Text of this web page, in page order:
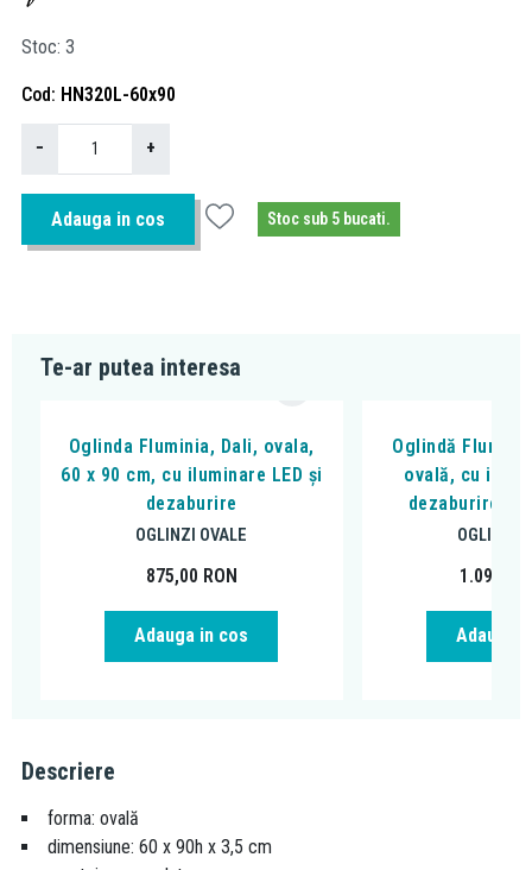
Stoc 3
Cod HN320L-60x90
− +
Adauga in cos Stoc sub 5 bucati.
Te-ar putea interesa
Oglinda Fluminia, Dali, ovala,
60 x 90 cm, cu iluminare LED și
dezaburire
OGLINZI OVALE
875,00 RON
Adauga in cos
Oglindă
ovală, cu
dezaburire,
OGLINZI
1.099,00
Adauga
Descriere
forma: ovală
dimensiune: 60 x 90h x 3,5 cm